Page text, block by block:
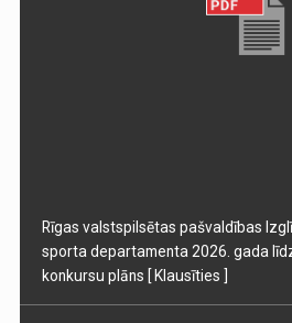
Rīgas valstspilsētas pašvaldības
sporta departamenta 2026. gada
konkursu plāns [ Klausīties ]